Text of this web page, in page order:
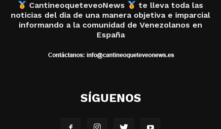
CantineoqueteveoNews
te lleva toda las
noticias del dia de una manera objetiva e imparcial
informando a la comunidad de Venezolanos en
España
SÍGUENOS